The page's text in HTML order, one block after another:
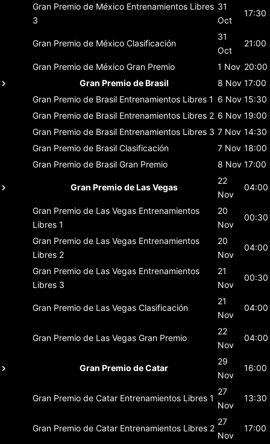
Gran Premio de México Entrenamientos Libres
3
31
Oct
17:30
Gran Premio de México Clasificación
31
Oct
21:00
Gran Premio de México Gran Premio 1 Nov 20:00
Gran Premio de Brasil
8 Nov 17:00
Gran Premio de Brasil Entrenamientos Libres 1 6 Nov 15:30
Gran Premio de Brasil Entrenamientos Libres 2 6 Nov 19:00
Gran Premio de Brasil Entrenamientos Libres 3 7 Nov 14:30
Gran Premio de Brasil Clasificación 7 Nov 18:00
Gran Premio de Brasil Gran Premio 8 Nov 17:00
Gran Premio de Las Vegas
22
Nov
04:00
Gran Premio de Las Vegas Entrenamientos
Libres 1
20
Nov
00:30
Gran Premio de Las Vegas Entrenamientos
Libres 2
20
Nov
04:00
Gran Premio de Las Vegas Entrenamientos
Libres 3
21
Nov
00:30
Gran Premio de Las Vegas Clasificación
21
Nov
04:00
Gran Premio de Las Vegas Gran Premio
22
Nov
04:00
Gran Premio de Catar
29
Nov
16:00
Gran Premio de Catar Entrenamientos Libres 1
27
Nov
13:30
Gran Premio de Catar Entrenamientos Libres 2
27
Nov
17:00